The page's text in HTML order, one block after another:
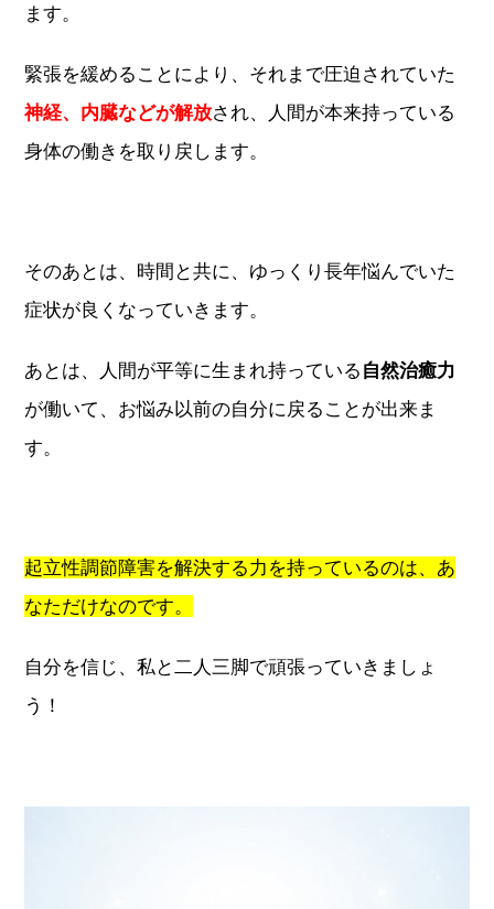
ます。
緊張を緩めることにより、それまで圧迫されていた
神経、内臓などが解放され、人間が本来持っている
身体の働きを取り戻します。
そのあとは、時間と共に、ゆっくり長年悩んでいた
症状が良くなっていきます。
あとは、人間が平等に生まれ持っている 自然治癒力
が働いて、お悩み以前の自分に戻ることが出来ま
す。
起立性調節障害を解決する力を持っているのは、あ
なただけなのです。
自分を信じ、私と二人三脚で頑張っていきましょ
う！